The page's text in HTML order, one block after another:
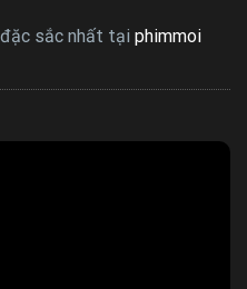
sắc nhất tại phimmoi